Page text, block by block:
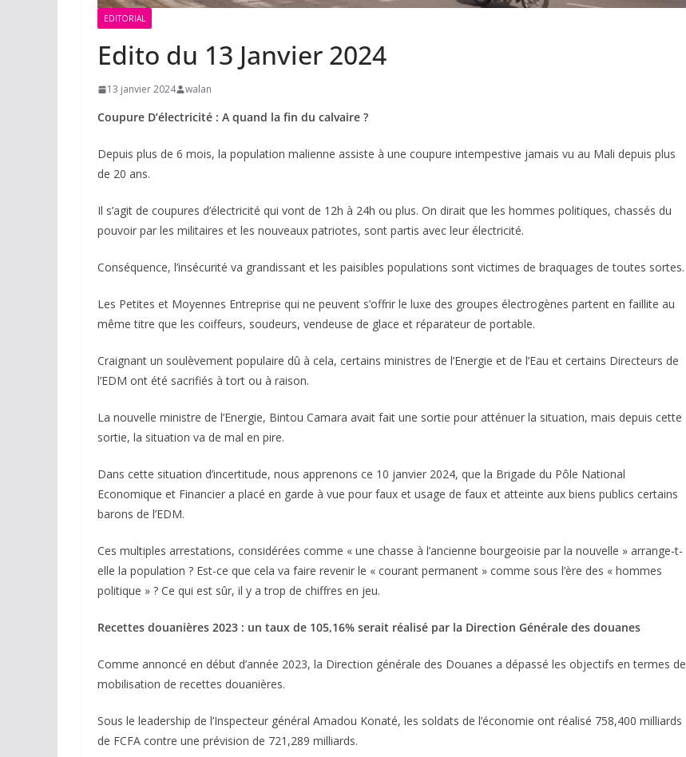
EDITORIAL
Edito du 13 Janvier 2024
13 janvier 2024 walan
Coupure D’électricité : A quand la fin du calvaire ?
Depuis plus de 6 mois, la population malienne assiste à une coupure intempestive jamais vu au Mali depuis plus
de 20 ans.
Il s’agit de coupures d’électricité qui vont de 12h à 24h ou plus. On dirait que les hommes politiques, chassés du
pouvoir par les militaires et les nouveaux patriotes, sont partis avec leur électricité.
Conséquence, l’insécurité va grandissant et les paisibles populations sont victimes de braquages de toutes sortes.
Les Petites et Moyennes Entreprise qui ne peuvent s’offrir le luxe des groupes électrogènes partent en faillite au
même titre que les coiffeurs, soudeurs, vendeuse de glace et réparateur de portable.
Craignant un soulèvement populaire dû à cela, certains ministres de l’Energie et de l’Eau et certains Directeurs de
l’EDM ont été sacrifiés à tort ou à raison.
La nouvelle ministre de l’Energie, Bintou Camara avait fait une sortie pour atténuer la situation, mais depuis cette
sortie, la situation va de mal en pire.
Dans cette situation d’incertitude, nous apprenons ce 10 janvier 2024, que la Brigade du Pôle National
Economique et Financier a placé en garde à vue pour faux et usage de faux et atteinte aux biens publics certains
barons de l’EDM.
Ces multiples arrestations, considérées comme « une chasse à l’ancienne bourgeoisie par la nouvelle » arrange-t-
elle la population ? Est-ce que cela va faire revenir le « courant permanent » comme sous l’ère des « hommes
politique » ? Ce qui est sûr, il y a trop de chiffres en jeu.
Recettes douanières 2023 : un taux de 105,16% serait réalisé par la Direction Générale des douanes
Comme annoncé en début d’année 2023, la Direction générale des Douanes a dépassé les objectifs en termes de
mobilisation de recettes douanières.
Sous le leadership de l’Inspecteur général Amadou Konaté, les soldats de l’économie ont réalisé 758,400 milliards
de FCFA contre une prévision de 721,289 milliards.